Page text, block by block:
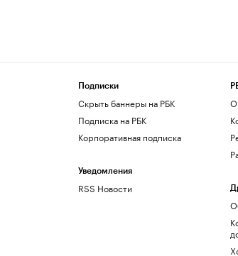
Подписки
Скрыть баннеры на РБК
Подписка на РБК
Корпоративная подписка
Уведомления
RSS Новости
О